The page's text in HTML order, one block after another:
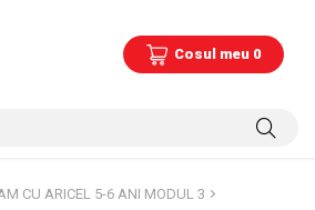
Cosul meu 0
CU ARICEL 5-6 ANI MODUL 3